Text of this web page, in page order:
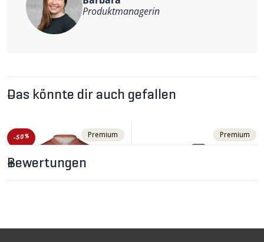
Produktmanagerin
Das könnte dir auch gefallen
-50% Premium Premium
Bewertungen